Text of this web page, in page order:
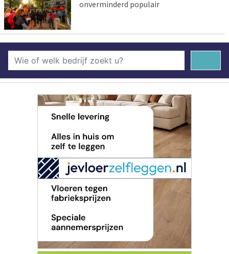
onverminderd populair